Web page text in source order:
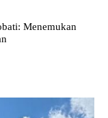
Menemukan